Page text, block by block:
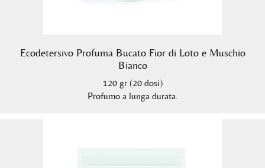
Ecodetersivo Profuma Bucato Fior di Loto e Muschio
Bianco
120 gr (20 dosi)
Profumo a lunga durata.